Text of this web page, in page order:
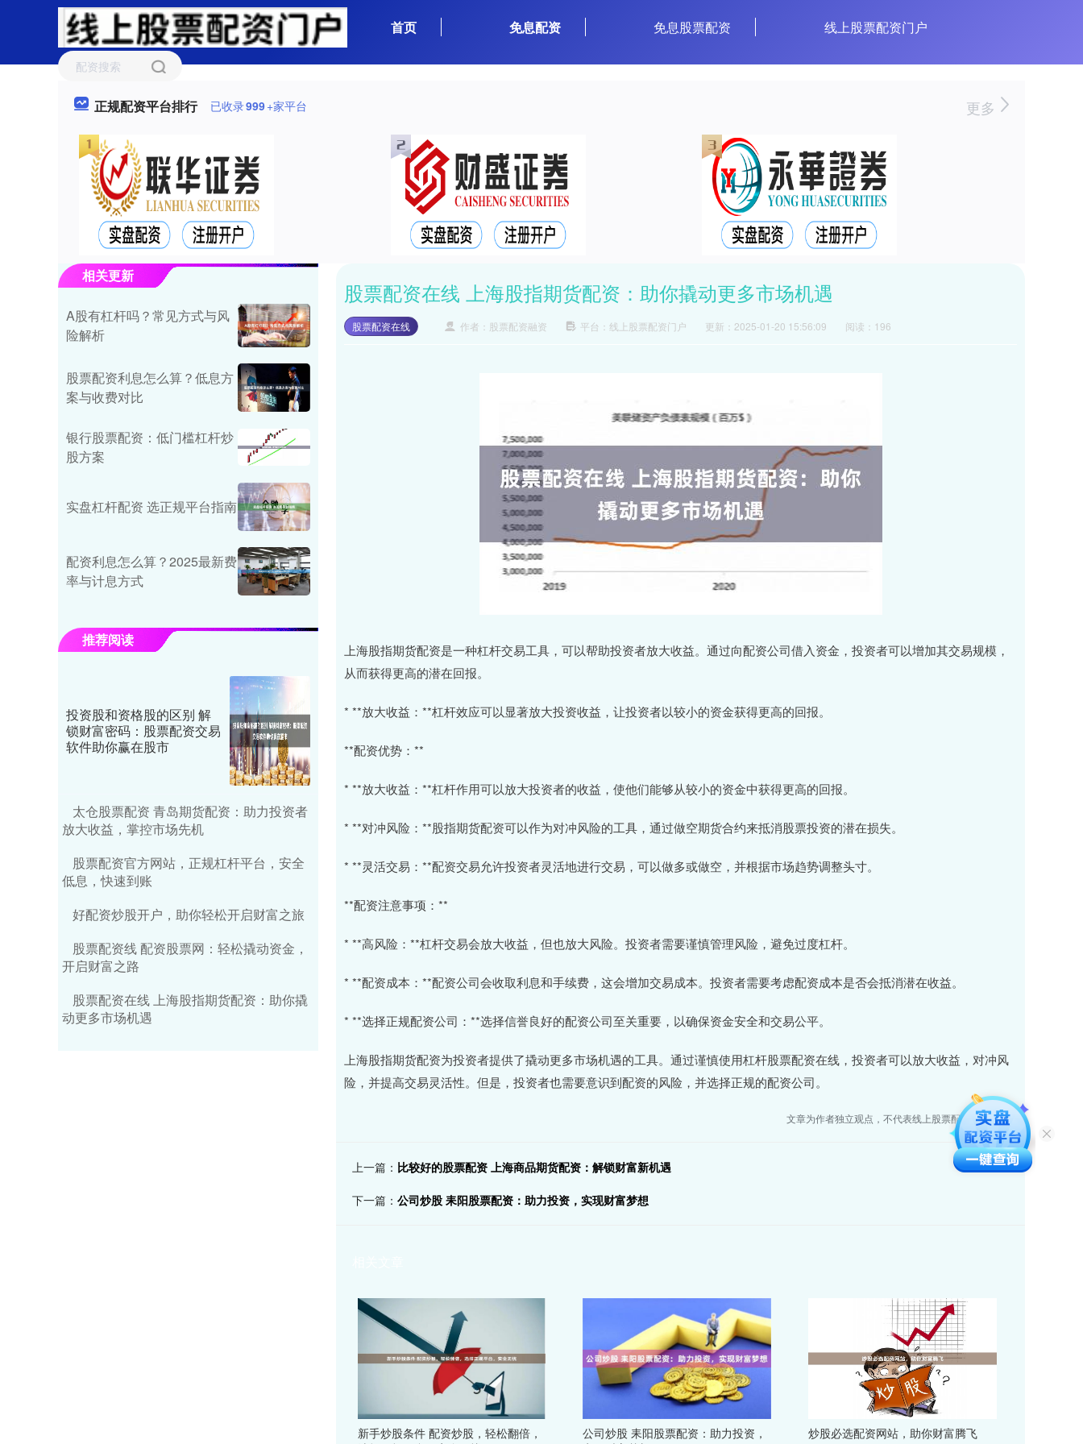
首页 免息配资 免息股票配资 线上股票配资门户
正规配资平台排行 已收录999+家平台 更多
股票配资在线 上海股指期货配资：助你撬动更多市场机遇
股票配资在线 作者：股票配资融资 平台：线上股票配资门户 更新：2025-01-20 15:56:09 阅读：196
上海股指期货配资是一种杠杆交易工具，可以帮助投资者放大收益。通过向配资公司借入资金，投资者可以增加其交易规模，
从而获得更高的潜在回报。
* **放大收益：**杠杆效应可以显著放大投资收益，让投资者以较小的资金获得更高的回报。
**配资优势：**
* **放大收益：**杠杆作用可以放大投资者的收益，使他们能够从较小的资金中获得更高的回报。
* **对冲风险：**股指期货配资可以作为对冲风险的工具，通过做空期货合约来抵消股票投资的潜在损失。
* **灵活交易：**配资交易允许投资者灵活地进行交易，可以做多或做空，并根据市场趋势调整头寸。
**配资注意事项：**
* **高风险：**杠杆交易会放大收益，但也放大风险。投资者需要谨慎管理风险，避免过度杠杆。
* **配资成本：**配资公司会收取利息和手续费，这会增加交易成本。投资者需要考虑配资成本是否会抵消潜在收益。
* **选择正规配资公司：**选择信誉良好的配资公司至关重要，以确保资金安全和交易公平。
上海股指期货配资为投资者提供了撬动更多市场机遇的工具。通过谨慎使用杠杆股票配资在线，投资者可以放大收益，对冲风
险，并提高交易灵活性。但是，投资者也需要意识到配资的风险，并选择正规的配资公司。
文章为作者独立观点，不代表线上股票配资门户观点
上一篇： 比较好的股票配资 上海商品期货配资：解锁财富新机遇
下一篇： 公司炒股 耒阳股票配资：助力投资，实现财富梦想
新手炒股条件 配资炒股，轻松翻倍，
公司炒股 耒阳股票配资：助力投资，
炒股必选配资网站，助你财富腾飞
相关更新
A股有杠杆吗？常见方式与风
险解析
股票配资利息怎么算？低息方
案与收费对比
银行股票配资：低门槛杠杆炒
股方案
实盘杠杆配资 选正规平台指南
配资利息怎么算？2025最新费
率与计息方式
推荐阅读
投资股和资格股的区别 解
锁财富密码：股票配资交易
软件助你赢在股市
太仓股票配资 青岛期货配资：助力投资者
放大收益，掌控市场先机
股票配资官方网站，正规杠杆平台，安全
低息，快速到账
好配资炒股开户，助你轻松开启财富之旅
股票配资线 配资股票网：轻松撬动资金，
开启财富之路
股票配资在线 上海股指期货配资：助你撬
动更多市场机遇